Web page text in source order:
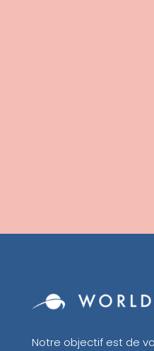
Notre objectif est de